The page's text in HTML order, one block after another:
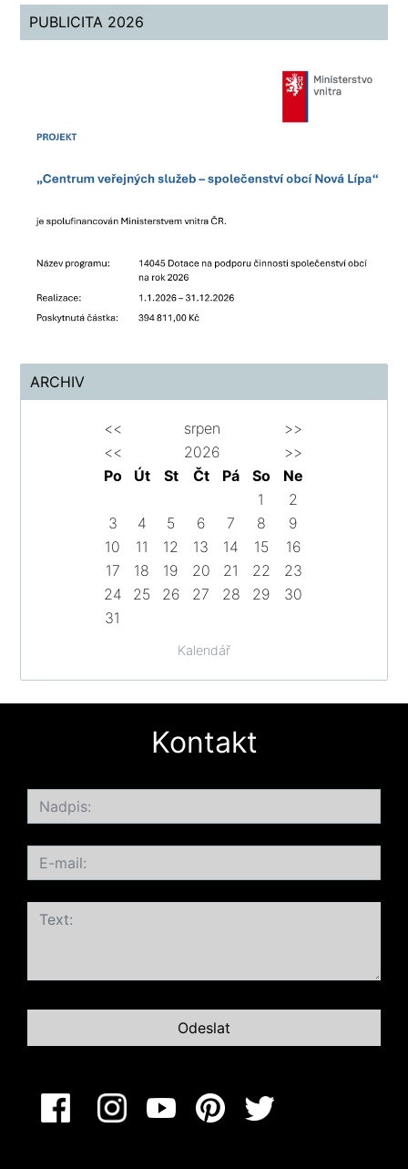
PUBLICITA 2026
ARCHIV
Kalendář
<< srpen
>>
<<
2026
>>
Po
Út St Čt Pá So
Ne
1
2
3
4 5 6 7 8
9
10
11 12 13 14 15
16
17
18 19 20 21 22
23
24
25 26 27 28 29
30
31
Kontakt